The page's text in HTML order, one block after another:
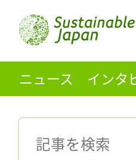
ニュース インタ